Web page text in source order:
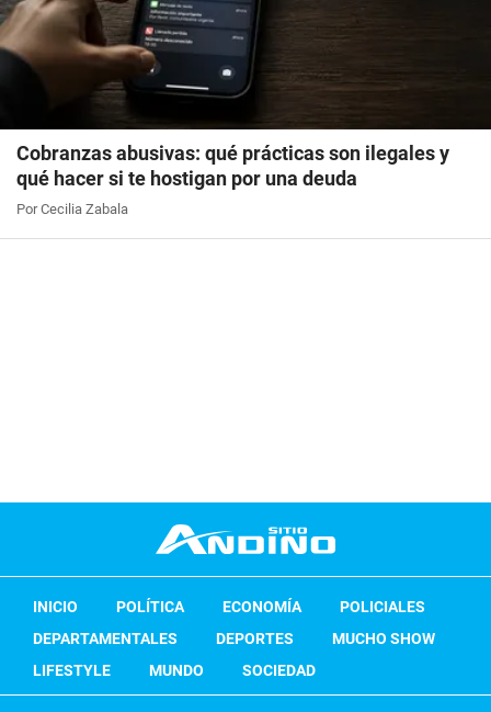
Cobranzas abusivas: qué prácticas son ilegales y
qué hacer si te hostigan por una deuda
Por Cecilia Zabala
INICIO POLÍTICA ECONOMÍA
POLICIALES
DEPARTAMENTALES
DEPORTES
MUCHO SHOW
LIFESTYLE
MUNDO SOCIEDAD